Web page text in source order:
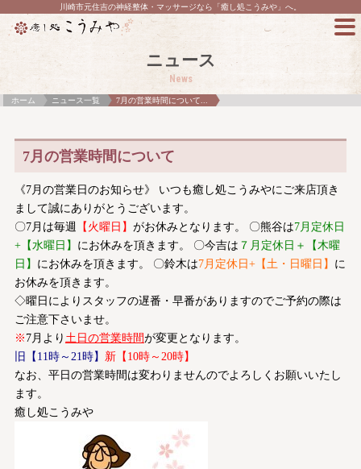
川崎市元住吉の神経整体・マッサージなら「癒し処こうみや」へ。
ニュース
News
ホーム ニュース一覧 7月の営業時間について...
7月の営業時間について
《7月の営業日のお知らせ》 いつも癒し処こうみやにご来店頂き
まして誠にありがとうございます。
〇7月は毎週
【火曜日】 がお休みとなります。 〇熊谷は7月定休日
+【水曜日】 にお休みを頂きます。 〇今吉は ７月定休日＋【木曜
日】 にお休みを頂きます。 〇鈴木は7月定休日+【土・日曜日】 に
お休みを頂きます。
◇曜日によりスタッフの遅番・早番がありますのでご予約の際は
ご注意下さいませ。
※ 7月より 土日の営業時間が変更となります。
旧【11時～21時】 新【10時～20時】
なお、平日の営業時間は変わりませんのでよろしくお願いいたし
ます。
癒し処こうみや